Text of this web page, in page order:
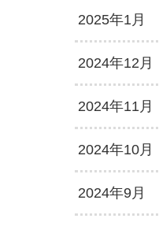
2025年1月
2024年12月
2024年11月
2024年10月
2024年9月